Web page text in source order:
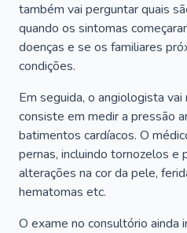
também vai perguntar quais
quando os sintomas
doenças e se os familiares
condições.
Em seguida, o angiologista
consiste em medir a pressão
batimentos cardíacos. O
pernas, incluindo tornozelos e
alterações na cor da pele,
hematomas etc.
O exame no consultório ainda